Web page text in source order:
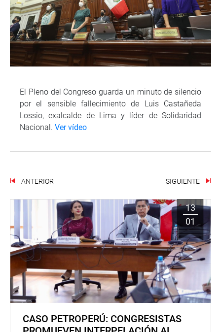
El Pleno del Congreso guarda un minuto de silencio
por el sensible fallecimiento de Luis Castañeda
Lossio, exalcalde de Lima y líder de Solidaridad
Nacional. Ver vídeo
ANTERIOR SIGUIENTE
13
01
CASO PETROPERÚ: CONGRESISTAS